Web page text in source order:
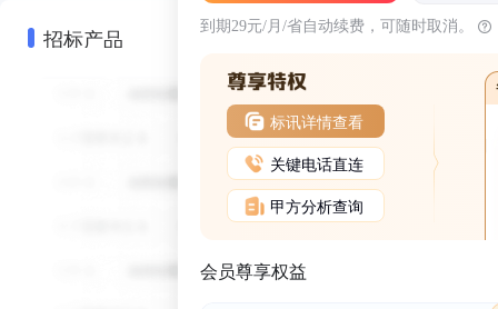
招标产品 到期29元/月/省自动续费，可随时取消。
标讯详情查看
关键电话直连
甲方分析查询
会员尊享权益